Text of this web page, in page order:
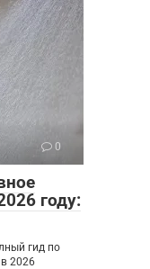
0
году:
гид по
2026